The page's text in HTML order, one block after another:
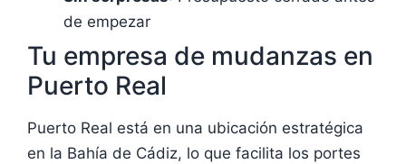
de empezar
Tu empresa de mudanzas en
Puerto Real
Puerto Real está en una ubicación estratégica
en la Bahía de Cádiz, lo que facilita los portes